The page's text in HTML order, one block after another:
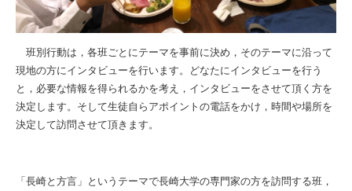
班別行動は，各班ごとにテーマを事前に決め，そのテーマに沿って
現地の方にインタビューを行います。どなたにインタビューを行う
と，必要な情報を得られるかを考え，インタビューをさせて頂く方を
決定します。そして生徒自らアポイントの電話をかけ，時間や場所を
決定して訪問させて頂きます。
「長崎と方言」というテーマで長崎大学の専門家の方を訪問する班，